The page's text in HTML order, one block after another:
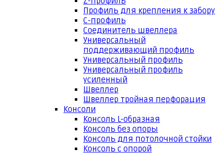
Профиль для крепления к забору
С-профиль
Соединитель швеллера
Универсальный
поддерживающий профиль
Универсальный профиль
Универсальный профиль
усиленный
Швеллер
Швеллер тройная перфорация
Консоли
Консоль L-образная
Консоль без опоры
Консоль для потолочной стойки
Консоль с опорой